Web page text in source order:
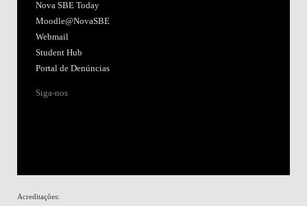
Nova SBE Today
Moodle@NovaSBE
Webmail
Student Hub
Portal de Denúncias
Siga-nos
Acreditações: